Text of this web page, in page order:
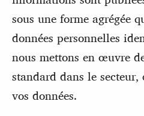
sous une forme agrégée
données personnelles
nous mettons en œuvre
standard dans le
vos données.